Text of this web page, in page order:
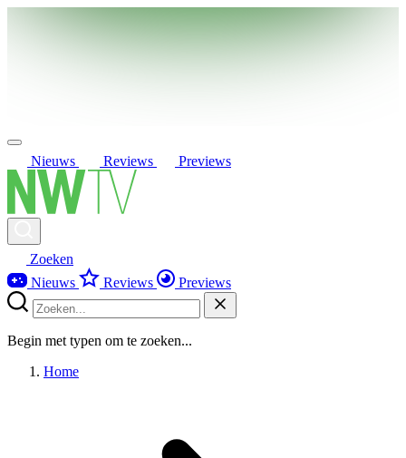
Nieuws Reviews Previews
Zoeken
Nieuws
Reviews Previews
Begin met typen om te zoeken...
Home